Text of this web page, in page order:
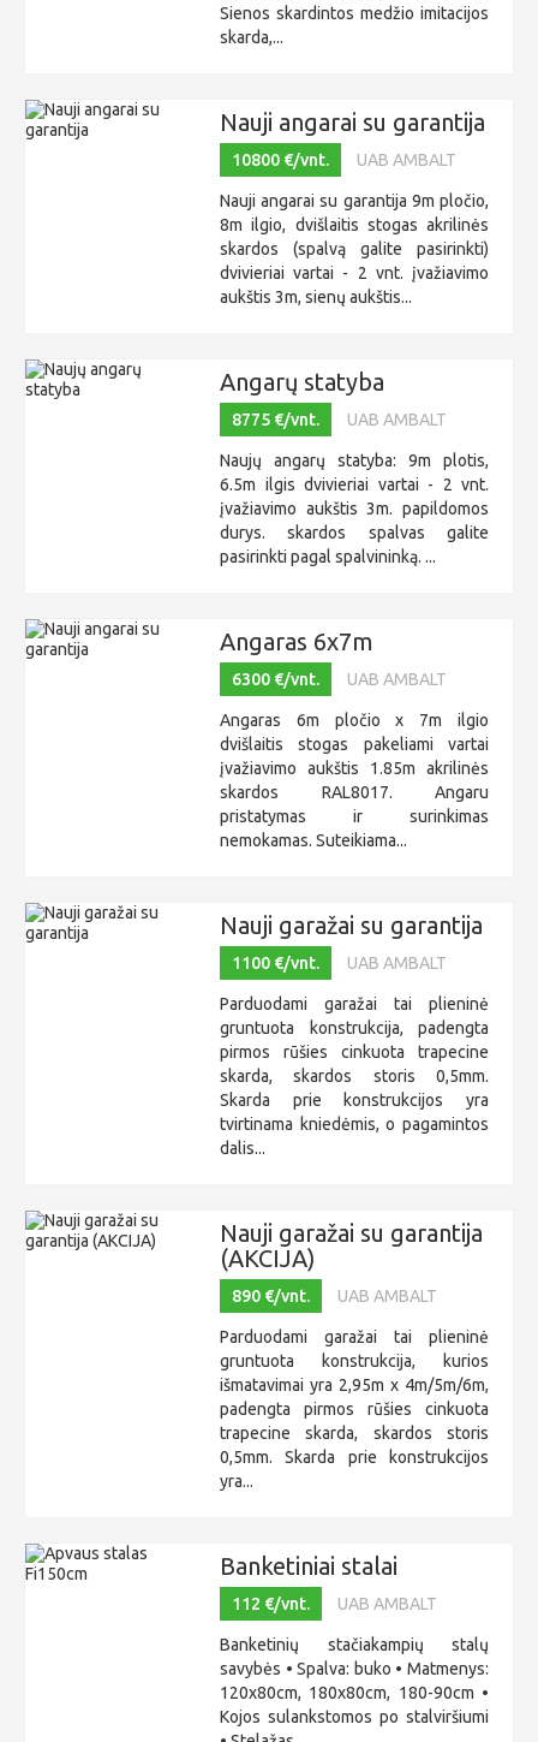
Sienos skardintos medžio imitacijos
skarda,...
Nauji angarai su garantija
10800 €/vnt. UAB AMBALT
Nauji angarai su garantija 9m pločio,
8m ilgio, dvišlaitis stogas akrilinės
skardos (spalvą galite pasirinkti)
dvivieriai vartai - 2 vnt. įvažiavimo
aukštis 3m, sienų aukštis...
Angarų statyba
8775 €/vnt. UAB AMBALT
Naujų angarų statyba: 9m plotis,
6.5m ilgis dvivieriai vartai - 2 vnt.
įvažiavimo aukštis 3m. papildomos
durys. skardos spalvas galite
pasirinkti pagal spalvininką. ...
Angaras 6x7m
6300 €/vnt. UAB AMBALT
Angaras 6m pločio x 7m ilgio
dvišlaitis stogas pakeliami vartai
įvažiavimo aukštis 1.85m akrilinės
skardos RAL8017. Angaru
pristatymas ir surinkimas
nemokamas. Suteikiama...
Nauji garažai su garantija
1100 €/vnt. UAB AMBALT
Parduodami garažai tai plieninė
gruntuota konstrukcija, padengta
pirmos rūšies cinkuota trapecine
skarda, skardos storis 0,5mm.
Skarda prie konstrukcijos yra
tvirtinama kniedėmis, o pagamintos
dalis...
Nauji garažai su garantija
(AKCIJA)
890 €/vnt. UAB AMBALT
Parduodami garažai tai plieninė
gruntuota konstrukcija, kurios
išmatavimai yra 2,95m x 4m/5m/6m,
padengta pirmos rūšies cinkuota
trapecine skarda, skardos storis
0,5mm. Skarda prie konstrukcijos
yra...
Banketiniai stalai
112 €/vnt. UAB AMBALT
Banketinių stačiakampių stalų
savybės • Spalva: buko • Matmenys:
120x80cm, 180x80cm, 180-90cm •
Kojos sulankstomos po stalviršiumi